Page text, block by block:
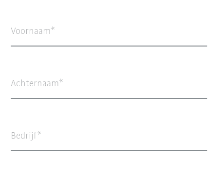
Voornaam
Achternaam
Bedrijf